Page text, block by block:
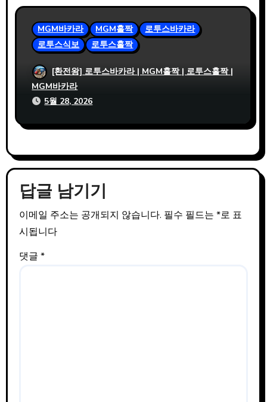
MGM바카라 MGM홀짝
로투스바카라
로투스식보
로투스홀짝
사설파워볼 사이트 비교 시 MGM홀짝 지원
확인 필수인 이유
[환전왕] 로투스바카라 | MGM홀짝 | 로투스홀짝 |
MGM바카라
5월 28, 2026
답글 남기기
이메일 주소는 공개되지 않습니다. 필수 필드는 *로 표
시됩니다
댓글 *